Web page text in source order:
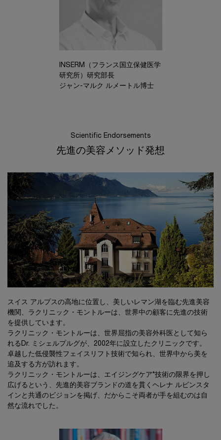
INSERM（フランス国立保健医学
研究所）研究部長
ジャン-マルク ルメートル博士
Scientific Endorsements
先進の美容メソッド発想
スイス アルプスの高地に位置し、美しいレマン湖を臨む先進美容
機関、ラクリニック・モントルーは、世界中の顧客に先進の技術
を提供しています。
ラクリニック・モントルーは、世界屈指の美容外科医として知ら
れるDr. ミシェルプルグが、2002年に設立したクリニックです。
卓越した低侵襲性フェイスリフト技術で知られ、世界中から美を
追及する方が訪れます。
ラクリニック・モントルーは、エイジングケア*技術の限界を押し
広げるという、先進的美容ブランドの道を貫くヘレナ ルビンスタ
インと共通のビジョンを掲げ、だからこそ両者が手を組むのは自
然な流れでした。